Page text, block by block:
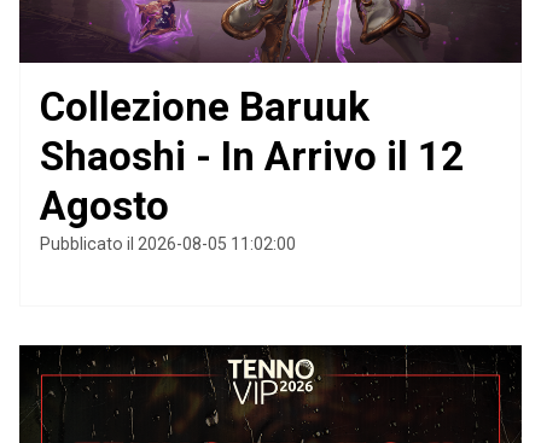
Collezione Baruuk
Shaoshi - In Arrivo il 12
Agosto
Pubblicato il 2026-08-05 11:02:00